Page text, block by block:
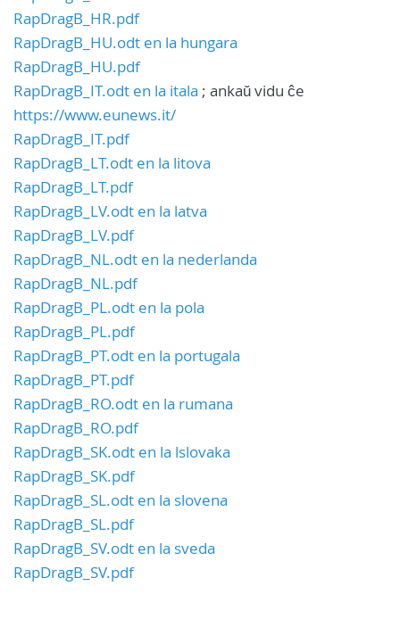
RapDragB_HR.pdf
RapDragB_HU.odt en la hungara
RapDragB_HU.pdf
RapDragB_IT.odt en la itala ; ankaŭ vidu ĉe
https://www.eunews.it/
RapDragB_IT.pdf
RapDragB_LT.odt en la litova
RapDragB_LT.pdf
RapDragB_LV.odt en la latva
RapDragB_LV.pdf
RapDragB_NL.odt en la nederlanda
RapDragB_NL.pdf
RapDragB_PL.odt en la pola
RapDragB_PL.pdf
RapDragB_PT.odt en la portugala
RapDragB_PT.pdf
RapDragB_RO.odt en la rumana
RapDragB_RO.pdf
RapDragB_SK.odt en la lslovaka
RapDragB_SK.pdf
RapDragB_SL.odt en la slovena
RapDragB_SL.pdf
RapDragB_SV.odt en la sveda
RapDragB_SV.pdf